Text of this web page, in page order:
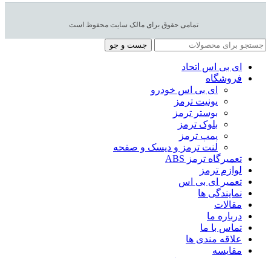
تمامی حقوق برای مالک سایت محفوظ است
جست و جو
ای بی اس اتحاد
فروشگاه
ای بی اس خودرو
یونیت ترمز
بوستر ترمز
بلوک ترمز
پمپ ترمز
لنت ترمز و دیسک و صفحه
تعمیرگاه ترمز ABS
لوازم ترمز
تعمیر ای بی اس
نمایندگی ها
مقالات
درباره ما
تماس با ما
علاقه مندی ها
مقایسه